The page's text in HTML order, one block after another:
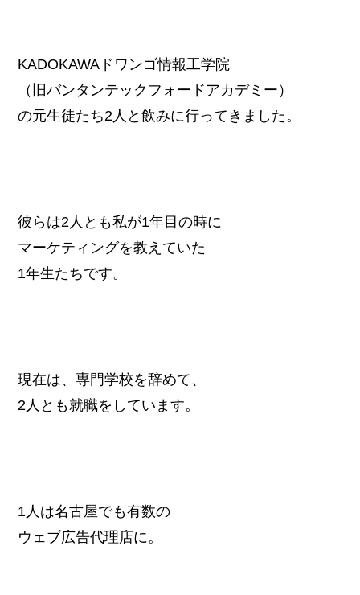
KADOKAWAドワンゴ情報工学院
（旧バンタンテックフォードアカデミー）
の元生徒たち2人と飲みに行ってきました。
彼らは2人とも私が1年目の時に
マーケティングを教えていた
1年生たちです。
現在は、専門学校を辞めて、
2人とも就職をしています。
1人は名古屋でも有数の
ウェブ広告代理店に。